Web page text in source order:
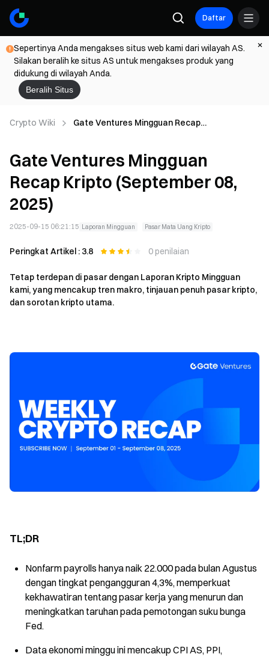
Daftar
Sepertinya Anda mengakses situs web kami dari wilayah AS.
Silakan beralih ke situs AS untuk mengakses produk yang
didukung di wilayah Anda.
Beralih Situs
Crypto Wiki
Gate Ventures Mingguan Recap
Gate Ventures Mingguan
Recap Kripto (September 08,
2025)
2025-09-15 06:21:15 Laporan Mingguan Pasar Mata Uang Kripto
Peringkat Artikel : 3.8 0 penilaian
Tetap terdepan di pasar dengan Laporan Kripto Mingguan
kami, yang mencakup tren makro, tinjauan penuh pasar kripto,
dan sorotan kripto utama.
TL;DR
Nonfarm payrolls hanya naik 22.000 pada bulan Agustus
dengan tingkat pengangguran 4,3%, memperkuat
kekhawatiran tentang pasar kerja yang menurun dan
meningkatkan taruhan pada pemotongan suku bunga
Fed.
Data ekonomi minggu ini mencakup CPI AS, PPI,